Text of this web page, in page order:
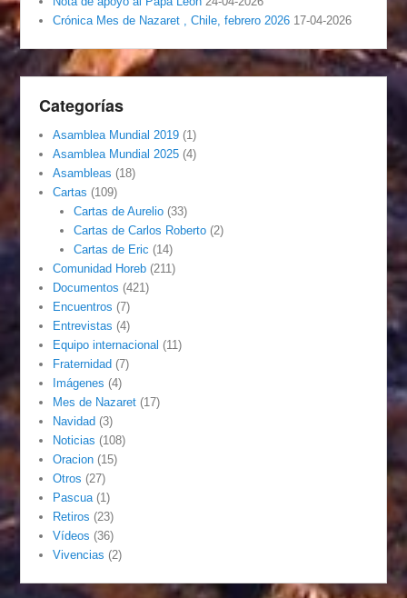
Crónica Mes de Nazaret , Chile, febrero 2026 17-04-2026
Categorías
Asamblea Mundial 2019 (1)
Asamblea Mundial 2025 (4)
Asambleas (18)
Cartas (109)
Cartas de Aurelio(33)
Cartas de Carlos Roberto(2)
Cartas de Eric (14)
Comunidad Horeb (211)
Documentos (421)
Encuentros (7)
Entrevistas (4)
Equipo internacional (11)
Fraternidad (7)
Imágenes (4)
Mes de Nazaret (17)
Navidad (3)
Noticias (108)
Oracion (15)
Otros (27)
Pascua (1)
Retiros (23)
Vídeos (36)
Vivencias (2)